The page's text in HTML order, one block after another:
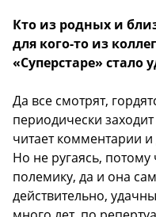
Кто из родных и
для кого-то из
«Суперстаре» стало
Да все смотрят,
периодически
читает комментарии
Но не ругаясь, потому
полемику, да и она
действительно,